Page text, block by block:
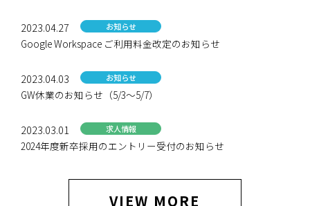
2023.04.27 お知らせ
Google Workspace ご利用料金改定のお知らせ
2023.04.03 お知らせ
GW休業のお知らせ（5/3〜5/7）
2023.03.01 求人情報
2024年度新卒採用のエントリー受付のお知らせ
VIEW MORE